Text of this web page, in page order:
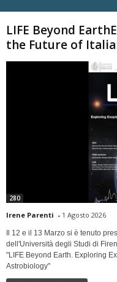
LIFE Beyond
the Future of
280
Irene Parenti - 1 Agosto 2026
Il 12 e il 13 Marzo si è tenuto
dell'Università degli Studi di
"LIFE Beyond Earth. Exploring
Astrobiology"